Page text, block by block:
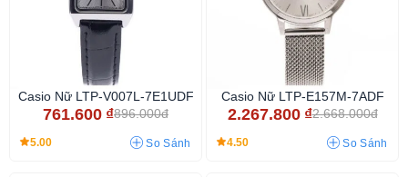
Casio Nữ LTP-V007L-7E1UDF
761.600 ₫896.000đ
5.00 So Sánh
Casio Nữ LTP-E157M-7ADF
2.267.800 ₫2.668.000đ
4.50 So Sánh